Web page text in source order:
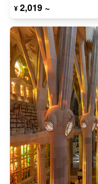
¥ 2,019 ~